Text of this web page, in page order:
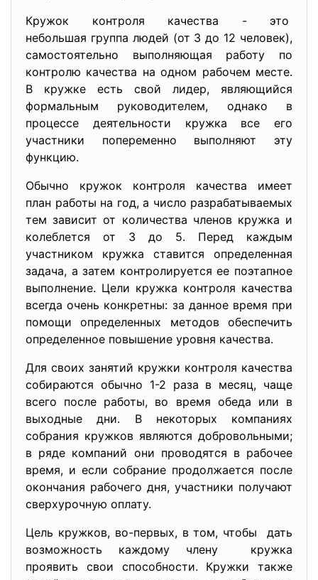
Кружок контроля качества - это
небольшая группа людей (от 3 до 12 человек),
самостоятельно выполняющая работу по
контролю качества на одном рабочем месте.
В кружке есть свой лидер, являющийся
формальным руководителем, однако в
процессе деятельности кружка все его
участники попеременно выполняют эту
функцию.
Обычно кружок контроля качества имеет
план работы на год, а число разрабатываемых
тем зависит от количества членов кружка и
колеблется от 3 до 5. Перед каждым
участником кружка ставится определенная
задача, а затем контролируется ее поэтапное
выполнение. Цели кружка контроля качества
всегда очень конкретны: за данное время при
помощи определенных методов обеспечить
определенное повышение уровня качества.
Для своих занятий кружки контроля качества
собираются обычно 1-2 раза в месяц, чаще
всего после работы, во время обеда или в
выходные дни. В некоторых компаниях
собрания кружков являются добровольными;
в ряде компаний они проводятся в рабочее
время, и если собрание продолжается после
окончания рабочего дня, участники получают
сверхурочную оплату.
Цель кружков, во-первых, в том, чтобы дать
возможность каждому члену кружка
проявить свои способности. Кружки также